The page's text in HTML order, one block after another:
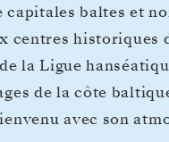
baltes et
centres historiques
la Ligue
de la côte
avec son